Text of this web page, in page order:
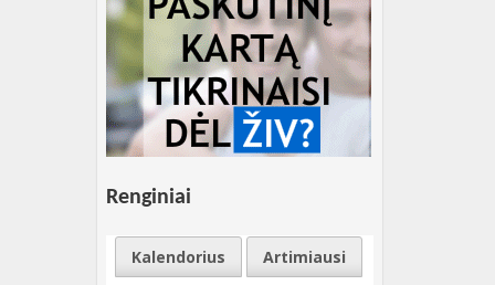
Renginiai
Kalendorius
Artimiausi